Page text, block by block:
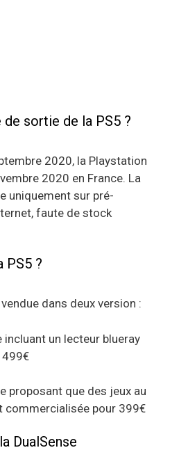
sortie de la PS5 ?
2020, la Playstation
2020 en France. La
uniquement sur pré-
faute de stock
PS5 ?
dans deux version :
incluant un lecteur blueray
499€
proposant que des jeux au
pour 399€
DualSense